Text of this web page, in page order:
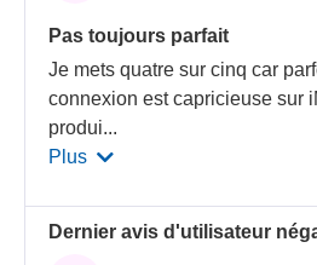
Pas toujours parfait
Je mets quatre sur cinq car
connexion est capricieuse sur
produi...
Plus
Dernier avis d'utilisateur